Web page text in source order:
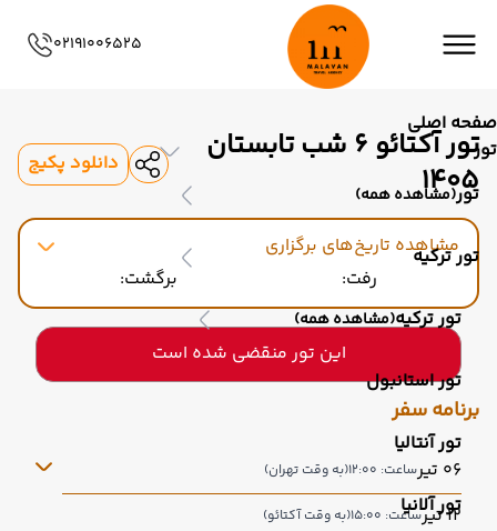
صفحه اصلی
تور
تور(مشاهده همه)
تور ترکیه
تور ترکیه(مشاهده همه)
تور استانبول
تور آنتالیا
تور آلانیا
02191006525
تور آکتائو 6 شب تابستان
1405
دانلود پکیج
مشاهده تاریخ‌های برگزاری
رفت:
برگشت:
این تور منقضی شده است
برنامه سفر
06 تیر ساعت: 12:00 (به وقت تهران)
12 تیر ساعت: 15:00 (به وقت آکتائو)